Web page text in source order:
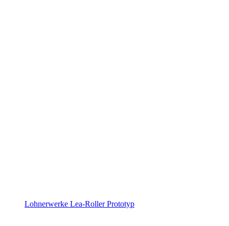
Lohnerwerke Lea-Roller Prototyp